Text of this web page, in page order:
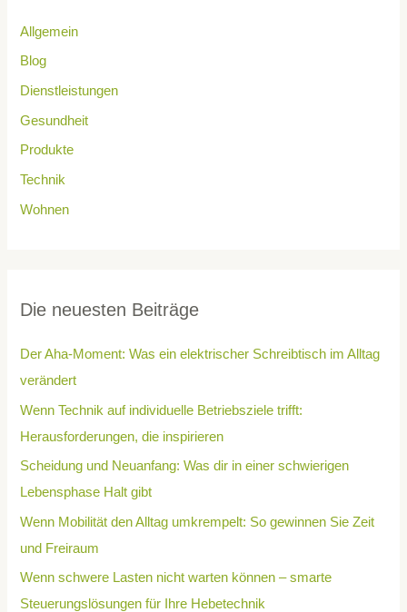
Allgemein
Blog
Dienstleistungen
Gesundheit
Produkte
Technik
Wohnen
Die neuesten Beiträge
Der Aha-Moment: Was ein elektrischer Schreibtisch im Alltag
verändert
Wenn Technik auf individuelle Betriebsziele trifft:
Herausforderungen, die inspirieren
Scheidung und Neuanfang: Was dir in einer schwierigen
Lebensphase Halt gibt
Wenn Mobilität den Alltag umkrempelt: So gewinnen Sie Zeit
und Freiraum
Wenn schwere Lasten nicht warten können – smarte
Steuerungslösungen für Ihre Hebetechnik